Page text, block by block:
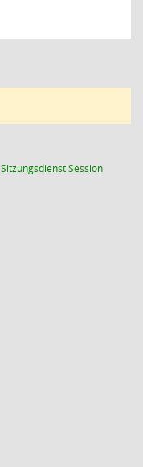
SitzungsdienstSession(Wird in